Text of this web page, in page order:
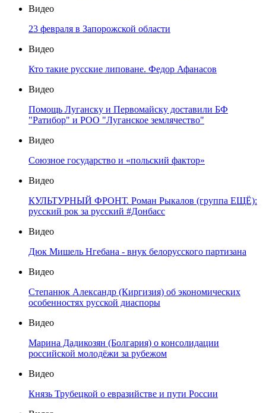
Видео
23 февраля в Запорожской области
Видео
Кто такие русские липоване. Федор Афанасов
Видео
Помощь Луганску и Первомайску доставили БФ
"Ратибор" и РОО "Луганское землячество"
Видео
Союзное государство и «польский фактор»
Видео
КУЛЬТУРНЫЙ ФРОНТ. Роман Рыкалов (группа ЕЩЁ):
русский рок за русский #Донбасс
Видео
Дюк Мишель Нгебана - внук белорусского партизана
Видео
Степанюк Александр (Киргизия) об экономических
особенностях русской диаспоры
Видео
Марина Дадикозян (Болгария) о консолидации
российской молодёжи за рубежом
Видео
Князь Трубецкой о евразийстве и пути России